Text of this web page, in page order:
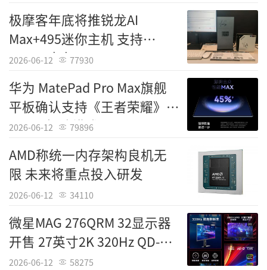
极摩客年底将推锐龙AI
Max+495迷你主机 支持
192GB内存
2026-06-12 77930
华为 MatePad Pro Max旗舰
平板确认支持《王者荣耀》
144Hz极致模式
2026-06-12 79896
AMD称统一内存架构良机无
限 未来将重点投入研发
2026-06-12 34110
微星MAG 276QRM 32显示器
开售 27英寸2K 320Hz QD-
MiniLED
2026-06-12 58275